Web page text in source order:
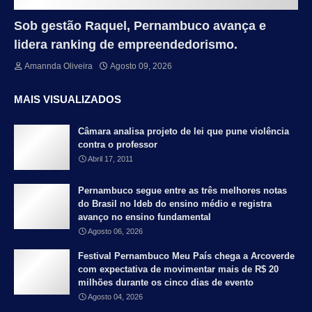
Sob gestão Raquel, Pernambuco avança e
lidera ranking de empreendedorismo.
Amannda Oliveira Agosto 09, 2026
MAIS VISUALIZADOS
Câmara analisa projeto de lei que pune violência
contra o professor
Abril 17, 2011
Pernambuco segue entre as três melhores notas
do Brasil no Ideb do ensino médio e registra
avanço no ensino fundamental
Agosto 06, 2026
Festival Pernambuco Meu País chega a Arcoverde
com expectativa de movimentar mais de R$ 20
milhões durante os cinco dias de evento
Agosto 04, 2026